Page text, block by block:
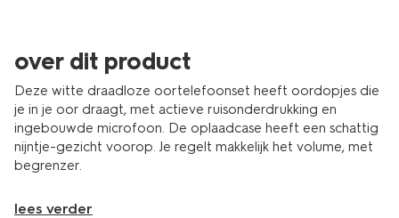
over dit product
Deze witte draadloze oortelefoonset heeft oordopjes die
je in je oor draagt, met actieve ruisonderdrukking en
ingebouwde microfoon. De oplaadcase heeft een schattig
nijntje-gezicht voorop. Je regelt makkelijk het volume, met
begrenzer.
lees verder